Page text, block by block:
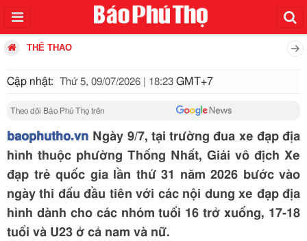
THỂ THAO
Cập nhật: Thứ 5, 09/07/2026 | 18:23 GMT+7
Theo dõi Báo Phú Thọ trên
baophutho.vn Ngày 9/7, tại trường đua xe đạp địa
hình thuộc phường Thống Nhất, Giải vô địch Xe
đạp trẻ quốc gia lần thứ 31 năm 2026 bước vào
ngày thi đấu đầu tiên với các nội dung xe đạp địa
hình dành cho các nhóm tuổi 16 trở xuống, 17-18
tuổi và U23 ở cả nam và nữ.